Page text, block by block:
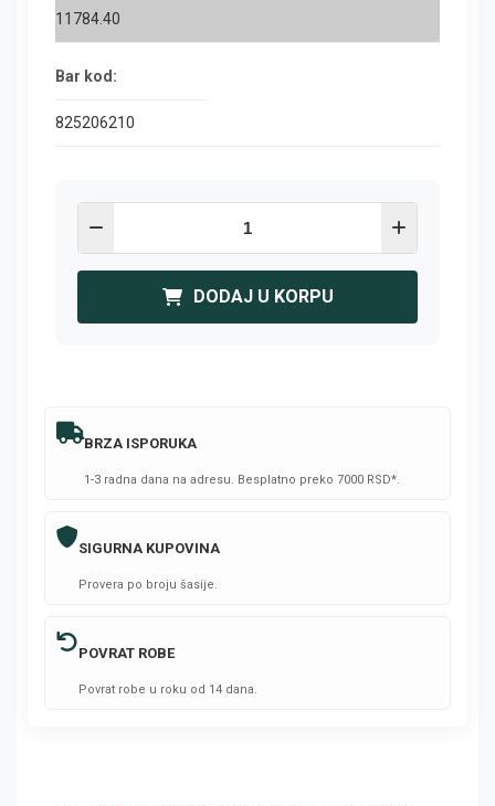
11784.40
Bar kod:
825206210
DODAJ U KORPU
BRZA ISPORUKA
1-3 radna dana na adresu. Besplatno preko 7000 RSD*.
SIGURNA KUPOVINA
Provera po broju šasije.
POVRAT ROBE
Povrat robe u roku od 14 dana.